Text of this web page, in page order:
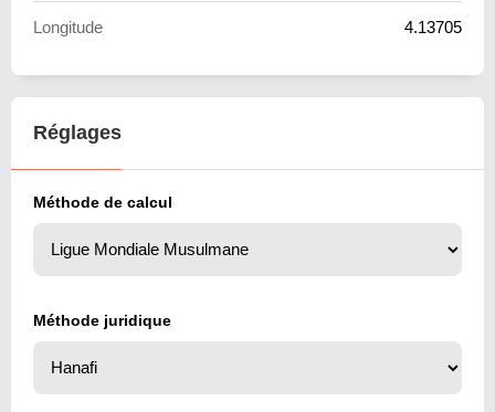
Longitude 4.13705
Réglages
Méthode de calcul
Méthode juridique